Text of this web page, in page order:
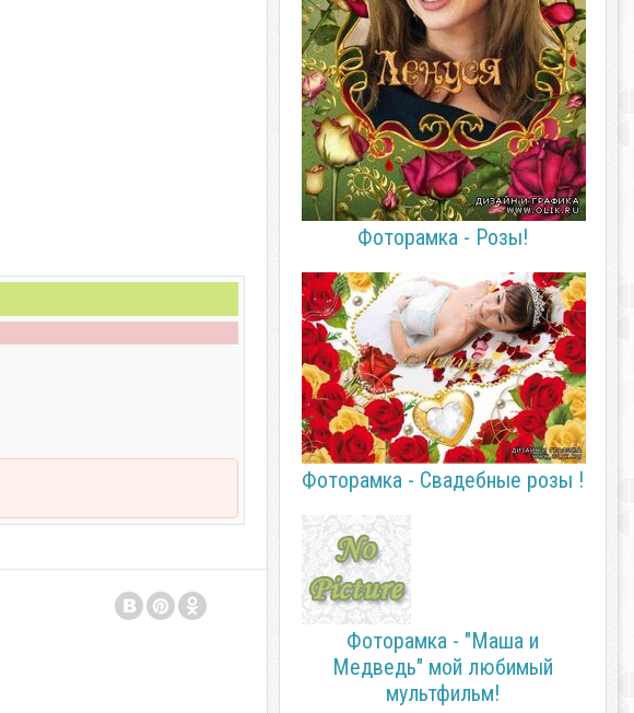
Фоторамка - Розы!
Фоторамка - Свадебные розы !
Фоторамка - "Маша и
Медведь" мой любимый
мультфильм!